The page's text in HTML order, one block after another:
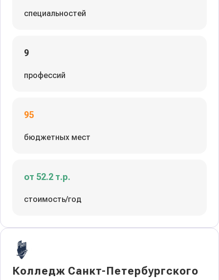
специальностей
9
профессий
95
бюджетных мест
от 52.2 т.р.
стоимость/год
Колледж Санкт-Петербургского